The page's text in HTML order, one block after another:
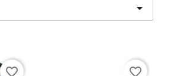

favorite_border favorite_border